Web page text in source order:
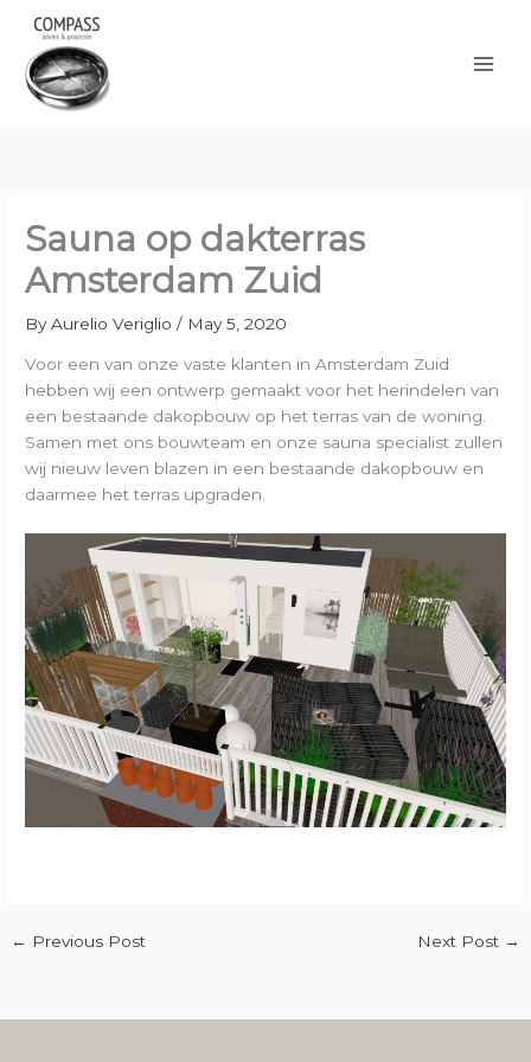
content
Sauna op dakterras
Amsterdam Zuid
ByAurelio Veriglio/ May 5, 2020
Voor een van onze vaste klanten in Amsterdam Zuid
hebben wij een ontwerp gemaakt voor het herindelen van
een bestaande dakopbouw op het terras van de woning.
Samen met ons bouwteam en onze sauna specialist zullen
wij nieuw leven blazen in een bestaande dakopbouw en
daarmee het terras upgraden.
← Previous Post Next Post →